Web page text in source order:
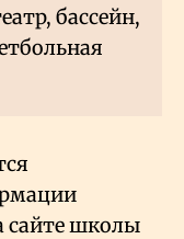
бассейн,
сайте школы